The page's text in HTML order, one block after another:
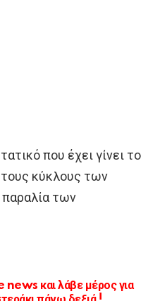
που έχει γίνει το
κύκλους των
των
και λάβε μέρος για